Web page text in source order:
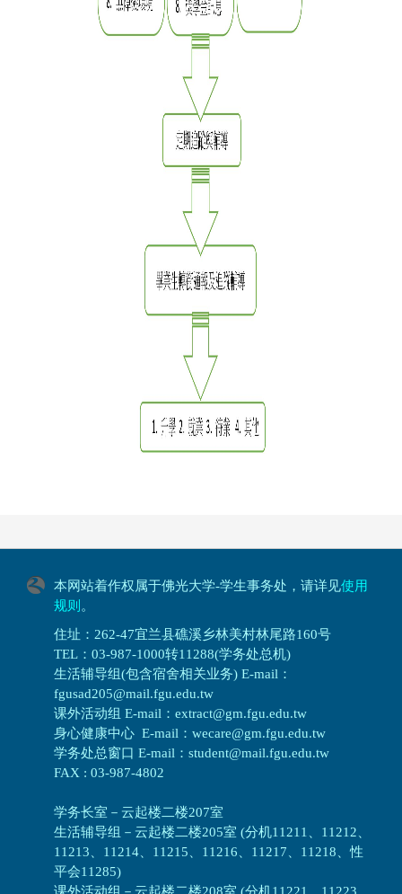
本网站着作权属于佛光大学-学生事务处，请详见使用
规则 。
住址：262-47宜兰县礁溪乡林美村林尾路160号
TEL：03-987-1000转11288(学务处总机)
生活辅导组(包含宿舍相关业务) E-mail：
fgusad205@mail.fgu.edu.tw
课外活动组 E-mail：extract@gm.fgu.edu.tw
身心健康中心 E-mail：wecare@gm.fgu.edu.tw
学务处总窗口 E-mail：student@mail.fgu.edu.tw
FAX : 03-987-4802
学务长室－云起楼二楼207室
生活辅导组 － 云起楼二楼205室 (分机11211、11212、
11213、11214、11215、11216、11217、11218、性
平会11285)